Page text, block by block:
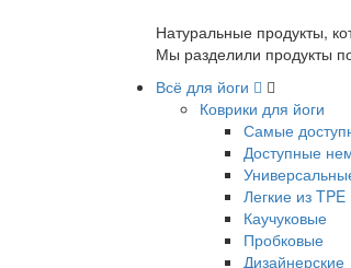
Натуральные продукты,
Мы разделили продукты
Всё для йоги
Коврики для йоги
Самые
Доступные
Легкие из TPE
Каучуковые
Пробковые
Дизайнерские